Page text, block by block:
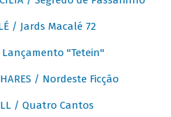
/ Jards Macalé 72
Lançamento "Tetein"
/ Nordeste Ficção
/ Quatro Cantos